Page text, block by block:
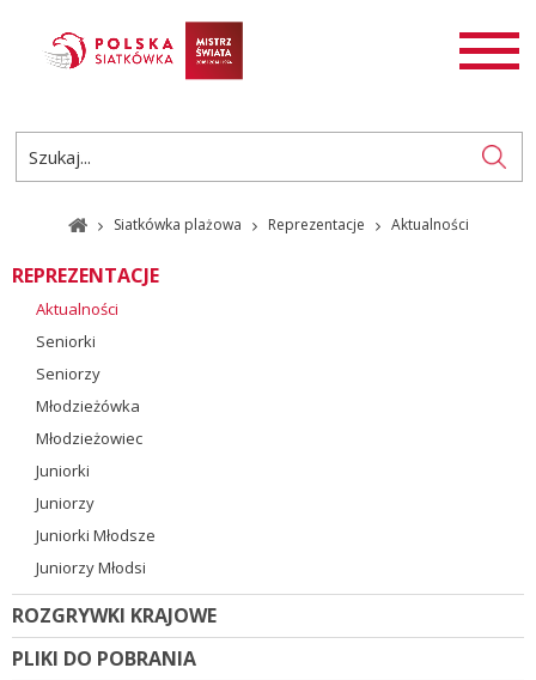
AKTUALNOŚCI
ROZGRYWKI
PL
EN
Siatkówka plażowa Reprezentacje Aktualności
REPREZENTACJE
Aktualności
Seniorki
Seniorzy
Młodzieżówka
Młodzieżowiec
Juniorki
Juniorzy
Juniorki Młodsze
Juniorzy Młodsi
ROZGRYWKI KRAJOWE
PLIKI DO POBRANIA